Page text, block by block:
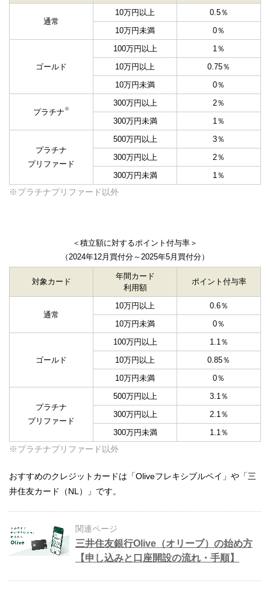
通常
10万円以上
0.5％
10万円未満
0％
ゴールド
100万円以上
1％
10万円以上
0.75％
10万円未満
0％
プラチナ ※
300万円以上
2％
300万円未満
1％
プラチナ
プリファード
500万円以上
3％
300万円以上
2％
300万円未満
1％
※プラチナプリファード以外
＜積立額に対するポイント付与率＞
（2024年12月買付分～2025年5月買付分）
対象カード
年間カード
利用額
ポイント付与率
通常
10万円以上
0.6％
10万円未満
0％
ゴールド
100万円以上
1.1％
10万円以上
0.85％
10万円未満
0％
プラチナ
プリファード
500万円以上
3.1％
300万円以上
2.1％
300万円未満
1.1％
※プラチナプリファード以外
おすすめのクレジットカードは「Oliveフレキシブルペイ」や「三
井住友カード（NL）」です。
関連ページ
三井住友銀行Olive（オリーブ）の始め方
【申し込みと口座開設の流れ・手順】